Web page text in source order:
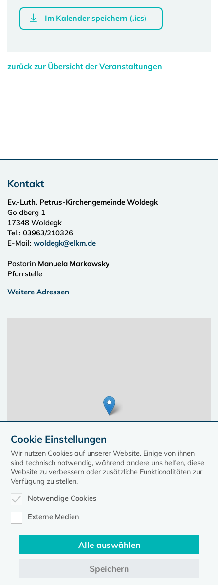
Im Kalender speichern (.ics)
zurück zur Übersicht der Veranstaltungen
Kontakt
Ev.-Luth. Petrus-Kirchengemeinde Woldegk
Goldberg 1
17348 Woldegk
Tel.: 03963/210326
E-Mail: woldegk@elkm.de
Pastorin Manuela Markowsky
Pfarrstelle
Weitere Adressen
Diese Seite gehört zum Portalkirche-mv.de
Evangelische Kirche in Mecklenburg-Vorpommern © 2026
Cookie Einstellungen
Wir nutzen Cookies auf unserer Website. Einige von ihnen
sind technisch notwendig, während andere uns helfen, diese
Website zu verbessern oder zusätzliche Funktionalitäten zur
Verfügung zu stellen.
Notwendige Cookies
Externe Medien
Alle auswählen
Speichern